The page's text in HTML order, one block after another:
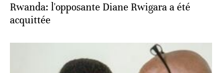
Rwanda: l'opposante Diane Rwigara a été
acquittée